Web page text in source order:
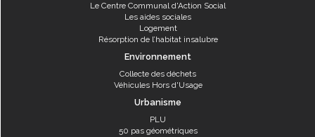
Le Centre Communal d'Action Social
Les aides sociales
Logement
Résorption de l’habitat insalubre
Environnement
Collecte des déchets
Véhicules Hors d'Usage
Urbanisme
PLU
50 pas géométriques